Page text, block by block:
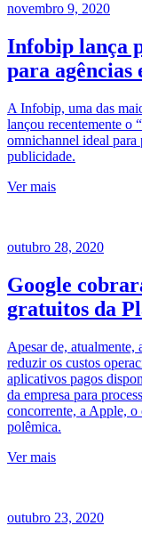
novembro 9, 2020
Infobip lança
para agências
A Infobip, uma das
lançou recentemente o
omnichannel ideal para
publicidade.
Ver mais
outubro 28, 2020
Google
gratuitos da
Apesar de, atualmente,
reduzir os custos
aplicativos pagos
da empresa para
concorrente, a Apple, o
polêmica.
Ver mais
outubro 23, 2020